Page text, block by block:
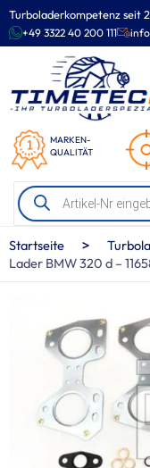
Turboladerkompetenz seit
+49 3322 40 200 111
MARKEN-
QUALITÄT
Products
search
Zum
Inhalt
springen
Startseite >
Lader BMW 320 d –